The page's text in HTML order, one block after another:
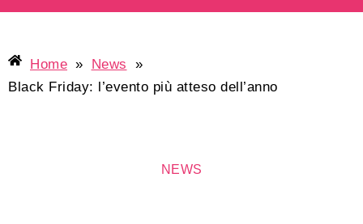
Home » News
»
Black Friday: l’evento più atteso dell’anno
NEWS